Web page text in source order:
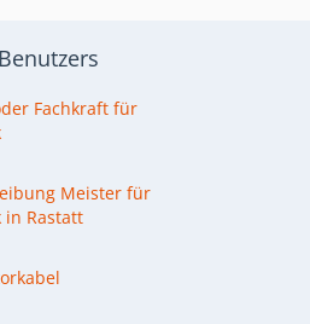
Fachkraft für
Meister für
in Rastatt